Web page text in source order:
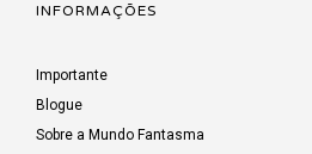
INFORMAÇÕES
Importante
Blogue
Sobre a Mundo Fantasma